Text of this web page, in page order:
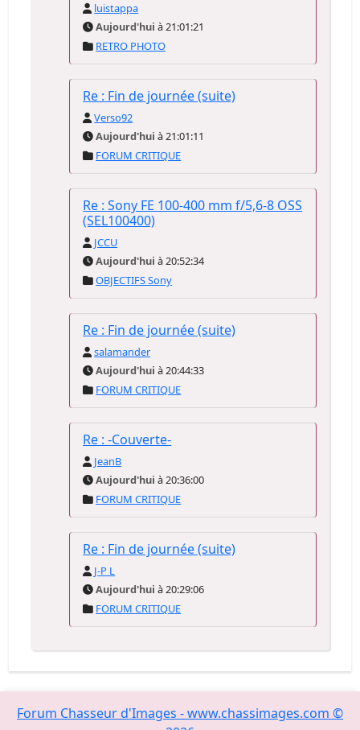
luistappa
Aujourd'hui à 21:01:21
RETRO PHOTO
Re : Fin de journée (suite)
Verso92
Aujourd'hui à 21:01:11
FORUM CRITIQUE
Re : Sony FE 100-400 mm f/5,6-8 OSS
(SEL100400)
JCCU
Aujourd'hui à 20:52:34
OBJECTIFS Sony
Re : Fin de journée (suite)
salamander
Aujourd'hui à 20:44:33
FORUM CRITIQUE
Re : -Couverte-
JeanB
Aujourd'hui à 20:36:00
FORUM CRITIQUE
Re : Fin de journée (suite)
J-P L
Aujourd'hui à 20:29:06
FORUM CRITIQUE
Forum Chasseur d'Images - www.chassimages.com ©